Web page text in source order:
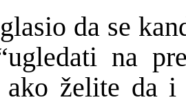
da se
na
želite da i